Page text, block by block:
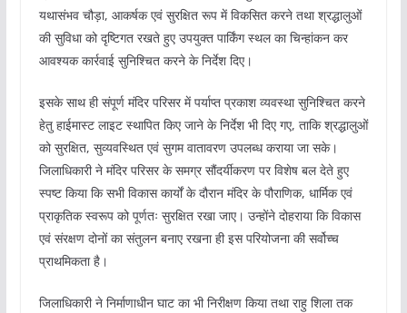
यथासंभव चौड़ा, आकर्षक एवं सुरक्षित रूप में विकसित करने तथा श्रद्धालुओं
की सुविधा को दृष्टिगत रखते हुए उपयुक्त पार्किंग स्थल का चिन्हांकन कर
आवश्यक कार्रवाई सुनिश्चित करने के निर्देश दिए।
इसके साथ ही संपूर्ण मंदिर परिसर में पर्याप्त प्रकाश व्यवस्था सुनिश्चित करने
हेतु हाईमास्ट लाइट स्थापित किए जाने के निर्देश भी दिए गए, ताकि श्रद्धालुओं
को सुरक्षित, सुव्यवस्थित एवं सुगम वातावरण उपलब्ध कराया जा सके।
जिलाधिकारी ने मंदिर परिसर के समग्र सौंदर्यीकरण पर विशेष बल देते हुए
स्पष्ट किया कि सभी विकास कार्यों के दौरान मंदिर के पौराणिक, धार्मिक एवं
प्राकृतिक स्वरूप को पूर्णतः सुरक्षित रखा जाए। उन्होंने दोहराया कि विकास
एवं संरक्षण दोनों का संतुलन बनाए रखना ही इस परियोजना की सर्वोच्च
प्राथमिकता है।
जिलाधिकारी ने निर्माणाधीन घाट का भी निरीक्षण किया तथा राहु शिला तक